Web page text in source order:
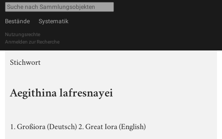
Bestände Systematik
Nutzungsrechte
Anmelden zur Recherche
Stichwort
Aegithina lafresnayei
1. Großiora (Deutsch) 2. Great Iora (English)